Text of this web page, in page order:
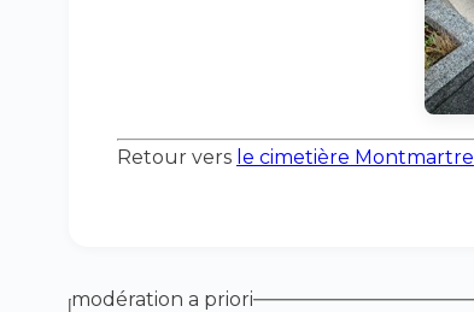
Retour vers le cimetière Montmartre
modération a priori